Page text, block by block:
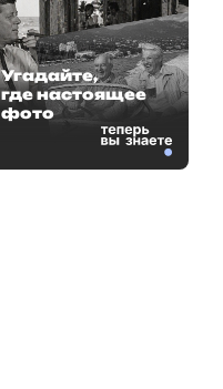
Угадайте,
где настоящее
фото